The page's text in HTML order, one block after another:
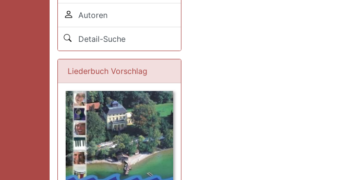
Autoren
Detail-Suche
Liederbuch Vorschlag